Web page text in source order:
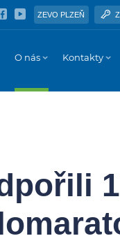
ZEVO PLZEŇ
O nás Kontakty